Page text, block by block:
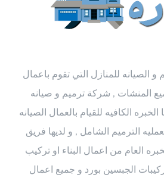
الصيانه للمنازل التي تقوم باعمال
المنشات , شركة ترميم و صيانه
الكافيه للقيام بالعمال الصيانه
الترميم الشامل , و لديها فريق
العام من اعمال البناء او تركيب
الجبسين بورد و جميع اعمال